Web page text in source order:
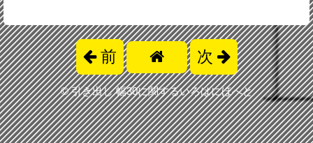
前 次
©引き出し 幅30に関するいろはにほへと